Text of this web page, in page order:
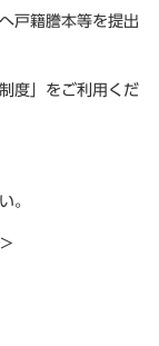
戸籍謄本等を提出
度」をご利用くだ
。